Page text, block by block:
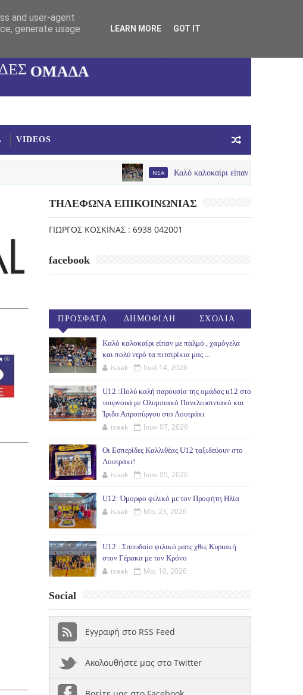
ΚΑΛΛΙΘΕΑΣ
ΟΜΑΔΑ
ΜΠΑΣΚΕΤ
VIDEOS
NEA Καλό καλοκαίρι είπαν με παλμό , χαμόγελα και
ΤΗΛΕΦΩΝΑ ΕΠΙΚΟΙΝΩΝΙΑΣ
ΓΙΩΡΓΟΣ ΚΟΣΚΙΝΑΣ : 6938 042001
facebook
ΠΡΟΣΦΑΤΑ ΔΗΜΟΦΙΛΗ ΣΧΟΛΙΑ
Καλό καλοκαίρι είπαν με παλμό , χαμόγελα
και πολύ νερό τα πιτσιρίκια μας ...
isaak Ιουλ 14, 2026
U12 :Πολύ καλή παρουσία της ομάδας u12 στο
τουρνουά με Ολυμπιακό Πανελευσινιακό και
Ίριδα Απροπύργου στο Λουτράκι
isaak Ιουν 07, 2026
Οι Εσπερίδες Καλλιθέας U12 ταξιδεύουν στο
Λουτράκι!
isaak Ιουν 05, 2026
U12: Όμορφο φιλικό με τον Προφήτη Ηλία
isaak Μαι 23, 2026
U12 : Σπουδαίο φιλικό ματς χθες Κυριακή
στον Γέρακα με τον Κρόνο
isaak Μαι 10, 2026
Social
Εγγραφή στο RSS Feed
Ακολουθήστε μας στο Twitter
and user-agent
generate usage
LEARN MORE GOT IT